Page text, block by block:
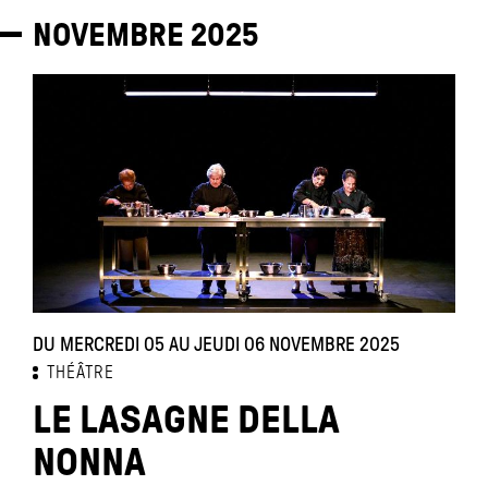
NOVEMBRE 2025
DU MERCREDI 05 AU JEUDI 06 NOVEMBRE 2025
THÉÂTRE
LE LASAGNE DELLA
NONNA